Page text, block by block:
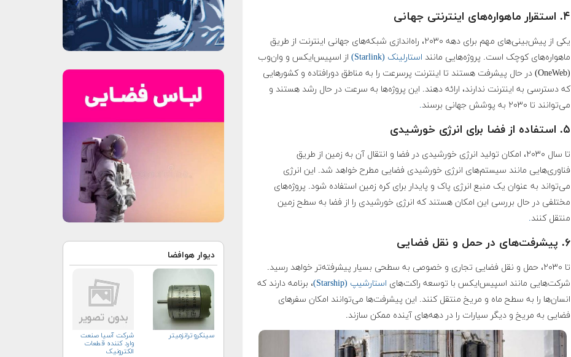
۴. استقرار ماهواره‌های اینترنتی جهانی
یکی از پیش‌بینی‌های مهم برای دهه ۲۰۳۰، راه‌اندازی شبکه‌های جهانی اینترنت از طریق
ماهواره‌های کوچک است. پروژه‌هایی مانند استارلینک (Starlink)
از اسپیس‌ایکس و وان‌وب
(OneWeb) در حال پیشرفت هستند تا اینترنت پرسرعت را به مناطق دورافتاده و کشورهایی
که دسترسی به اینترنت ندارند، ارائه دهند. این پروژه‌ها به سرعت در حال رشد هستند و
می‌توانند تا ۲۰۳۰ به پوشش جهانی برسند
.
۵. استفاده از فضا برای انرژی خورشیدی
تا سال ۲۰۳۰، امکان تولید انرژی خورشیدی در فضا و انتقال آن به زمین از طریق
فناوری‌هایی مانند سیستم‌های انرژی خورشیدی فضایی مطرح خواهد شد. این انرژی
می‌تواند به عنوان یک منبع انرژی پاک و پایدار برای کره زمین استفاده شود. پروژه‌های
مختلفی در حال بررسی این امکان هستند که انرژی خورشیدی را از فضا به سطح زمین
منتقل کنند.
۶. پیشرفت‌های در حمل و نقل فضایی
تا ۲۰۳۰، حمل و نقل فضایی تجاری و خصوصی به سطحی بسیار پیشرفته‌تر خواهد رسید.
شرکت‌هایی مانند اسپیس‌ایکس با توسعه راکت‌های استارشیپ (Starship)
، برنامه دارند که
انسان‌ها را به سطح ماه و مریخ منتقل کنند. این پیشرفت‌ها می‌توانند امکان سفرهای
فضایی به مریخ و دیگر سیارات را در دهه‌های آینده ممکن سازند.
دیوار هوافضا
سینکرو ترانزمیتر
شرکت آسیا صنعت
وارد کننده قطعات
الکترونیک